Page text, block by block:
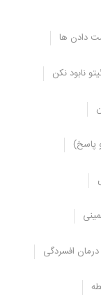
دادن ها
نابود نکن
پاسخ)
افسردگی
متخصصان روان درمانی برای درمان پریود مردانه 3 محور اصلی را در نظر
و انطباق
کردن سطح
مدیتیشن و
و اگر به سطح